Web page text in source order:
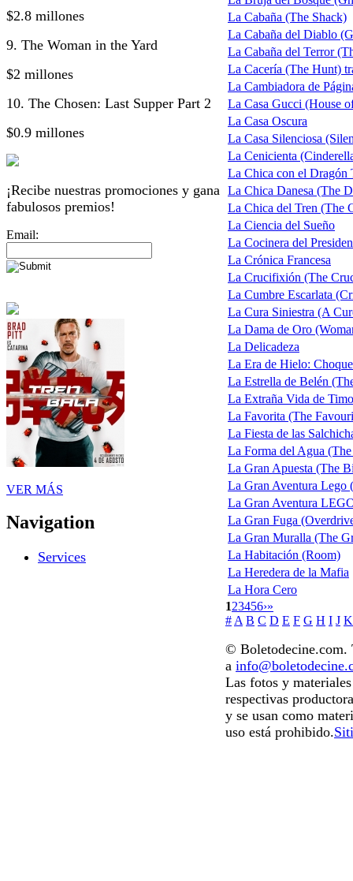
$2.8 millones
9. The Woman in the Yard
$2 millones
10. The Chosen: Last Supper Part 2
$0.9 millones
¡Recibe nuestras promociones y gana
fabulosos premios!
Email:
VER MÁS
Navigation
Services
La Cabaña (The Shack)
La Cabaña del Diablo
La Cabaña del Terror
La Cacería (The Hunt)
La Cambiadora de
La Casa Gucci (House
La Casa Oscura
La Casa Silenciosa
La Cenicienta
La Chica con el Dragón
La Chica Danesa (The
La Chica del Tren (The
La Ciencia del Sueño
La Cocinera del
La Crónica Francesa
La Crucifixión (The
La Cumbre Escarlata
La Cura Siniestra (A
La Dama de Oro
La Delicadeza
La Era de Hielo:
La Estrella de Belén
La Extraña Vida de
La Favorita (The
La Fiesta de las
La Forma del Agua
La Gran Apuesta (The
La Gran Aventura Lego
La Gran Aventura
La Gran Fuga
La Gran Muralla (The
La Habitación (Room)
La Heredera de la Mafia
La Hora Cero
123456›»
# A B C D E F G H I J K
© Boletodecine.com.
a
Las fotos y
respectivas
y se usan como
uso está prohibido.